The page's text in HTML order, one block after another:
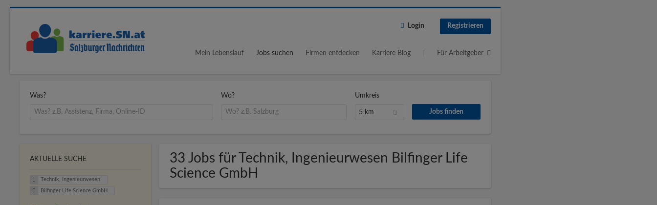
Login Registrieren
Mein Lebenslauf Jobs suchen Firmen entdecken Karriere Blog Für Arbeitgeber
Was? Wo? Umkreis
5 km
33 Jobs für Technik, Ingenieurwesen Bilfinger Life
Science GmbH
AKTUELLE SUCHE
Technik, Ingenieurwesen
Bilfinger Life Science GmbH